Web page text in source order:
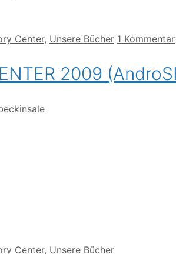
Center, Unsere Bücher 1 Kommentar
2009
Center, Unsere Bücher